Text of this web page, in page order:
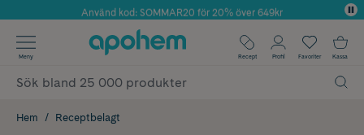
Årets Butik 2025 inom Skönhet
Använd kod: SOMMAR20 för 20% över 649kr
✓ Fri frakt
✓ Poäng på alla köp*
Meny Recept Profil Favoriter Kassa
Hem Receptbelagt